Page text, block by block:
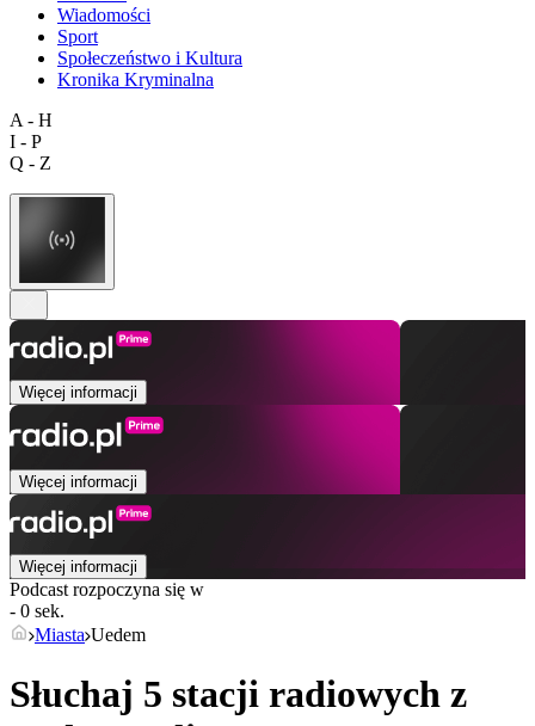
Wiadomości
Sport
Społeczeństwo i Kultura
Kronika Kryminalna
A - H
I - P
Q - Z
Więcej informacji
Więcej informacji
Więcej informacji
Podcast rozpoczyna się w
- 0 sek.
Miasta Uedem
Słuchaj 5 stacji radiowych z